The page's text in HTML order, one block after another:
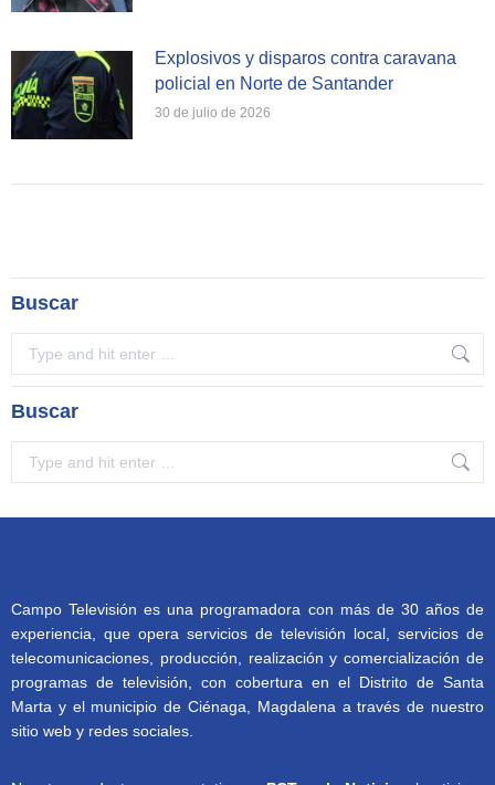
Explosivos y disparos contra caravana
policial en Norte de Santander
30 de julio de 2026
Buscar
Buscar
Campo Televisión es una programadora con más de 30 años de
experiencia, que opera servicios de televisión local, servicios de
telecomunicaciones, producción, realización y comercialización de
programas de televisión, con cobertura en el Distrito de Santa
Marta y el municipio de Ciénaga, Magdalena a través de nuestro
sitio web y redes sociales.